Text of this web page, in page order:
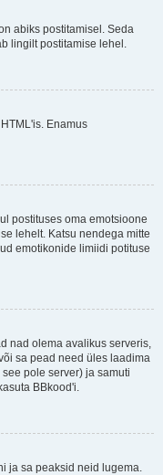
abiks postitamisel. Seda
lingilt postitamise lehel.
Enamus
postituses oma emotsioone
lehelt. Katsu nendega mitte
emotikonide limiidi potituse
nad olema avalikus serveris,
sa pead need üles laadima
pole server) ja samuti
BBkood'i.
ja sa peaksid neid lugema.